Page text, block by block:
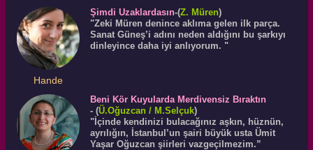
Hande
Şimdi Uzaklardasın-(Z. Müren)
"Zeki Müren denince aklıma gelen ilk parça.
Sanat Güneş’i adını neden aldığını bu şarkıyı
dinleyince daha iyi anlıyorum. "
Beni Kör Kuyularda Merdivensiz Bıraktın
- (Ü.Oğuzcan/ M.Selçuk)
"İçinde kendinizi bulacağınız aşkın, hüznün,
ayrılığın, İstanbul’un şairi büyük usta Ümit
Yaşar Oğuzcan şiirleri vazgeçilmezim.”